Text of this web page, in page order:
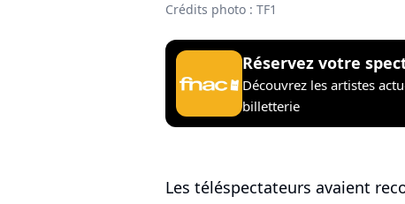
Crédits photo : TF1
Réservez votre
Découvrez les artistes
billetterie
Les téléspectateurs avaient